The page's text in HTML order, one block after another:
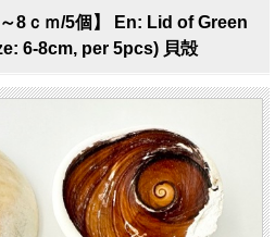
8ｃｍ/5個】 En: Lid of Green
6-8cm, per 5pcs) 貝殻